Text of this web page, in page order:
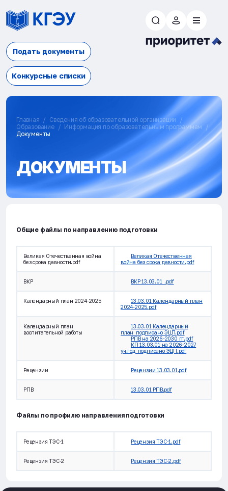
Подать документы
Конкурсные списки
Главная
Сведения об образовательной организации
Образование
Информация по образовательным программам
Документы
ДОКУМЕНТЫ
Общие файлы по направлению подготовки
Великая Отечественная война
без срока давности.pdf
Великая Отечественная
война без срока давности.pdf
ВКР ВКР 13.03.01_.pdf
Календарный план 2024-2025
13.03.01 Календарный план
2024-2025.pdf
Календарный план
воспитательной работы
13.03.01 Календарный
план_подписано ЭЦП.pdf
РПВ на 2026-2030 гг.pdf
КП 13.03.01 на 2026-2027
уч.год_подписано ЭЦП.pdf
Рецензии Рецензии 13.03.01.pdf
РПВ 13.03.01 РПВ.pdf
Файлы по профилю направления подготовки
Рецензия ТЭС-1 Рецензия ТЭС-1.pdf
Рецензия ТЭС-2 Рецензия ТЭС-2.pdf